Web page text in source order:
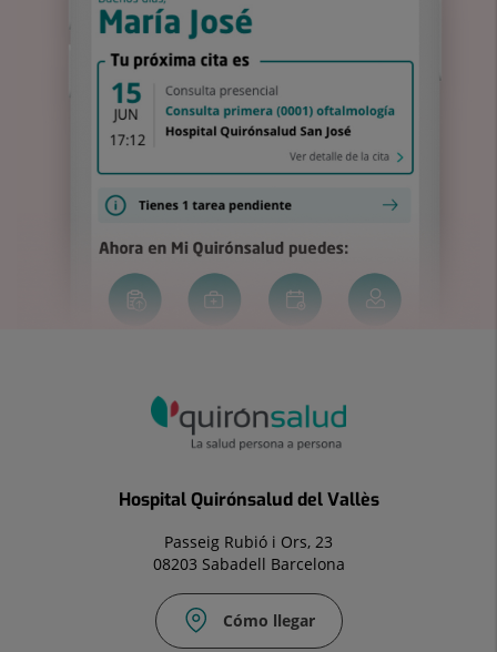
Hospital Quirónsalud del Vallès
Passeig Rubió i Ors, 23
08203 Sabadell Barcelona
Cómo llegar